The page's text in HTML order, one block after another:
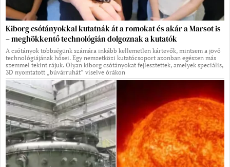
Kiborg csótányokkal kutatnák át a romokat és akár a Marsot is
– meghökkentő technológián dolgoznak a kutatók
A csótányok többségünk számára inkább kellemetlen kártevők, mintsem a jövő
technológiájának hősei. Egy nemzetközi kutatócsoport azonban egészen más
szemmel tekint rájuk. Olyan kiborg csótányokat fejlesztettek, amelyek speciális,
3D nyomtatott „búvárruhát” viselve órákon